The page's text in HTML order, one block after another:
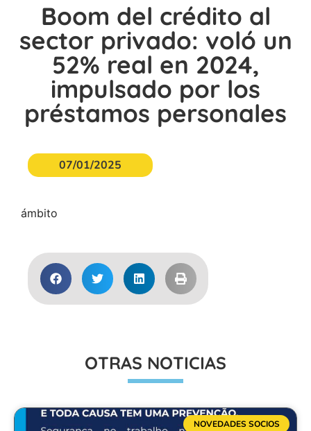
Boom del crédito al
sector privado: voló un
52% real en 2024,
impulsado por los
préstamos personales
07/01/2025
ámbito
OTRAS NOTICIAS
NOVEDADES SOCIOS